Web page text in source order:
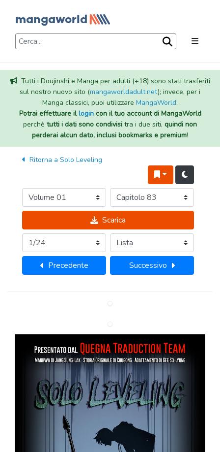
Tutti i Doujinshi e Manga per adulti (+18) sono stati trasferiti
sul nostro nuovo sito (mangaworldadult.net); invece, per i
Manga classici, puoi utilizzare MangaWorld.
Potrai effettuare illogincon il tuo account di MangaWorld
perchè tutti i dati sono condivisi tra i due siti, quindi non
perderai alcun dato, inclusi bookmarks e premium!
Ritorna a Solo Leveling
Scarica
Precedente Successivo